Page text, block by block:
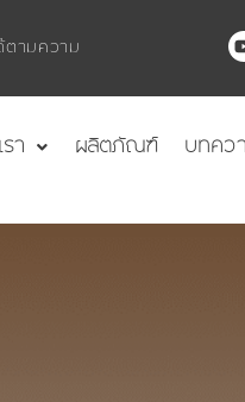
ตามความ
า ผลิตภัณฑ์ บทคว